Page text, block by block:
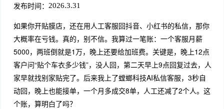
发布时间： 2026.3.31
如果你开贴膜店，还在用人工客服回抖音、小红书的私信，那你
大概率在亏钱。真的，别不信。我算过一笔账：一个客服月薪
5000，两班倒就是1万，晚上还要给加班费。关键是，晚上12点
客户问“贴个车衣多少钱”，没人回，第二天早上9点回复过去，人
家早就找别家贴完了。后来我上了螳螂科技AI私信客服，3秒自
动回，晚上也能接单，一个月多成交8单，人工还减了2个人。这
个账，算明白了吗？